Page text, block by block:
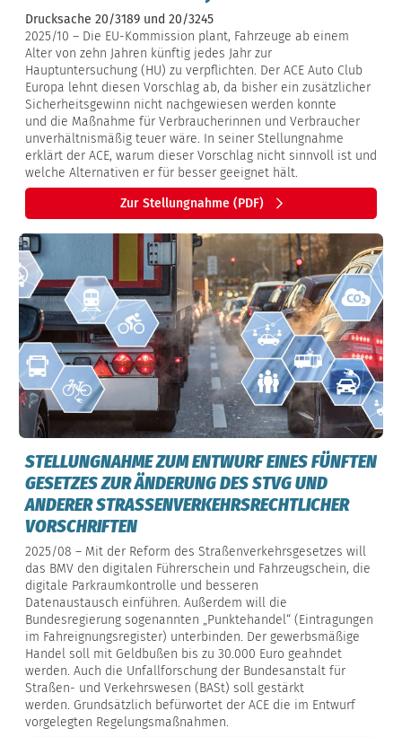
Drucksache 20/3189 und 20/3245
2025/10 – Die EU-Kommission plant, Fahrzeuge ab einem
Alter von zehn Jahren künftig jedes Jahr zur
Hauptuntersuchung (HU) zu verpflichten. Der ACE Auto Club
Europa lehnt diesen Vorschlag ab, da bisher ein zusätzlicher
Sicherheitsgewinn nicht nachgewiesen werden konnte
und die Maßnahme für Verbraucherinnen und Verbraucher
unverhältnismäßig teuer wäre. In seiner Stellungnahme
erklärt der ACE, warum dieser Vorschlag nicht sinnvoll ist und
welche Alternativen er für besser geeignet hält.
Zur Stellungnahme (PDF)
STELLUNGNAHME ZUM ENTWURF EINES FÜNFTEN
GESETZES ZUR ÄNDERUNG DES STVG UND
ANDERER STRASSENVERKEHRSRECHTLICHER V
ORSCHRIFTEN
2025/08 – Mit der Reform des Straßenverkehrsgesetzes will
das BMV den digitalen Führerschein und Fahrzeugschein, die
digitale Parkraumkontrolle und besseren
Datenaustausch einführen. Außerdem will die
Bundesregierung sogenannten „Punktehandel“ (Eintragungen
im Fahreignungsregister) unterbinden. Der gewerbsmäßige
Handel soll mit Geldbußen bis zu 30.000 Euro geahndet
werden. Auch die Unfallforschung der Bundesanstalt für
Straßen- und Verkehrswesen (BASt) soll gestärkt
werden. Grundsätzlich befürwortet der ACE die im Entwurf
vorgelegten Regelungsmaßnahmen.